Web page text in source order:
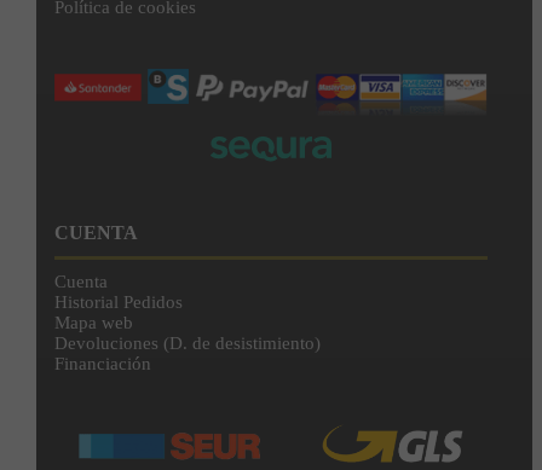
Política de cookies
CUENTA
Cuenta
Historial Pedidos
Mapa web
Devoluciones (D. de desistimiento)
Financiación